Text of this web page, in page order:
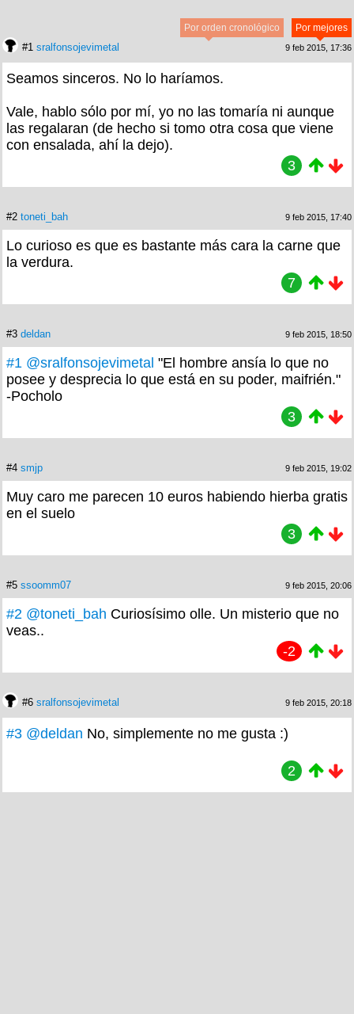
Por mejores
Por orden cronológico
#1 sralfonsojevimetal 9 feb 2015, 17:36
Seamos sinceros. No lo haríamos.
Vale, hablo sólo por mí, yo no las tomaría ni aunque
las regalaran (de hecho si tomo otra cosa que viene
con ensalada, ahí la dejo).
3
#2 toneti_bah 9 feb 2015, 17:40
Lo curioso es que es bastante más cara la carne que
la verdura.
7
#3 deldan 9 feb 2015, 18:50
#1 @sralfonsojevimetal "El hombre ansía lo que no
posee y desprecia lo que está en su poder, maifrién."
-Pocholo
3
#4 smjp 9 feb 2015, 19:02
Muy caro me parecen 10 euros habiendo hierba gratis
en el suelo
3
#5 ssoomm07 9 feb 2015, 20:06
#2 @toneti_bah Curiosísimo olle. Un misterio que no
veas..
-2
#6 sralfonsojevimetal 9 feb 2015, 20:18
#3 @deldan No, simplemente no me gusta :)
2